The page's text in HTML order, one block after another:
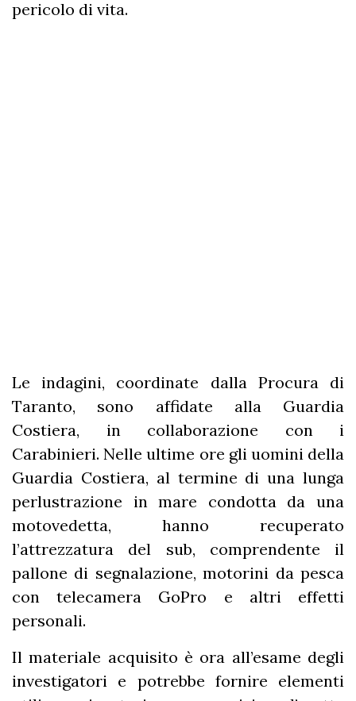
pericolo di vita.
Le indagini, coordinate dalla Procura di
Taranto, sono affidate alla Guardia
Costiera, in collaborazione con i
Carabinieri. Nelle ultime ore gli uomini della
Guardia Costiera, al termine di una lunga
perlustrazione in mare condotta da una
motovedetta, hanno recuperato
l’attrezzatura del sub, comprendente il
pallone di segnalazione, motorini da pesca
con telecamera GoPro e altri effetti
personali.
Il materiale acquisito è ora all’esame degli
investigatori e potrebbe fornire elementi